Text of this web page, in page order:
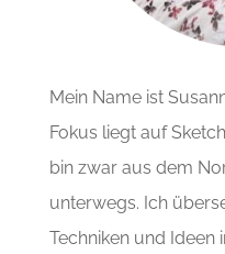
Mein Name ist
Fokus liegt auf
bin zwar aus dem
unterwegs. Ich
Techniken und Ideen